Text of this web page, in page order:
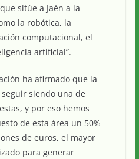
sitúe a Jaén a la
la robótica, la
computacional, el
artificial”.
ha afirmado que la
siendo una de
y por eso hemos
de esta área un 50%
de euros, el mayor
para generar